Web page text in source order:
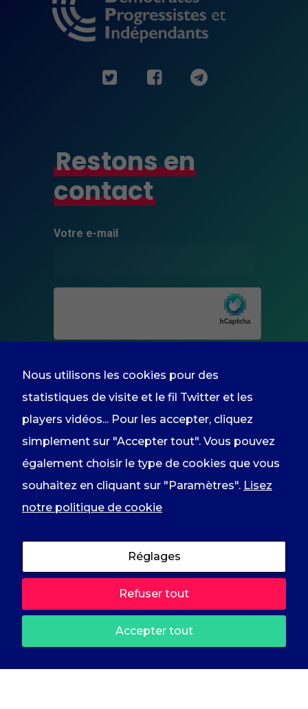
Restons en
contact
Votre e-mail
En renseignant votre adresse email
vous acceptez de recevoir
l'information du groupe par courrier
électronique et vous prenez
connaissance de notre
Démocrates, Progressistes et
Indépendants /Mentions légales
Politique de confidentialité
Nous utilisons les cookies pour des
statistiques de visite et le fil Twitter et les
players vidéos... Pour les accepter, cliquez
simplement sur "Accepter tout". Vous pouvez
également choisir le type de cookies que vous
souhaitez en cliquant sur "Paramètres". Lisez
notre politique de cookie
Réglages
Refuser tout
Accepter tout
Ces cookies ne
sont pas
Experience
Afin que notre
site Web
fonctionne au
mieux lors de
vous refusez
ces cookies,
certaines
disparaîtront
comme le fil
Twitter ou les
YouTube ou